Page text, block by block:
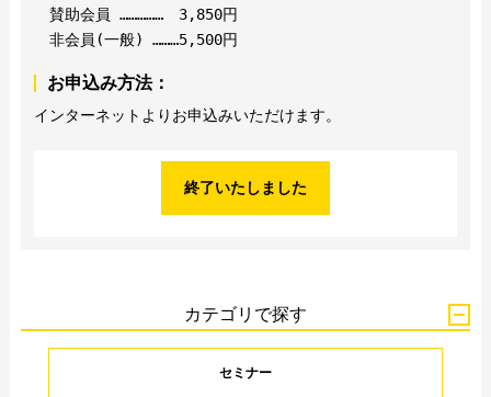
賛助会員 ……………
3,850円
非会員(一般) ………5,500円
お申込み方法：
インターネットよりお申込みいただけます。
終了いたしました
カテゴリで探す
セミナー